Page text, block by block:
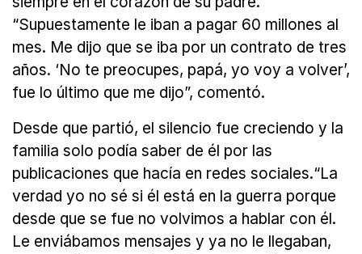
“Supuestamente le iban a pagar 60 millones al
mes. Me dijo que se iba por un contrato de tres
años. ‘No te preocupes, papá, yo voy a volver’,
fue lo último que me dijo”, comentó.
Desde que partió, el silencio fue creciendo y la
familia solo podía saber de él por las
publicaciones que hacía en redes sociales.“La
verdad yo no sé si él está en la guerra porque
desde que se fue no volvimos a hablar con él.
Le enviábamos mensajes y ya no le llegaban,